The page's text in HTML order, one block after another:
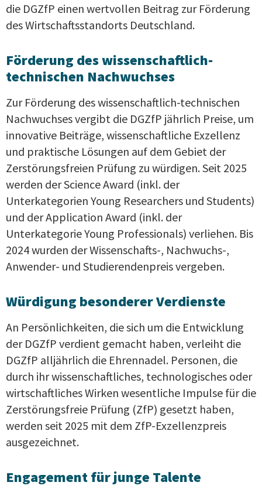
die DGZfP einen wertvollen Beitrag zur Förderung
des Wirtschaftsstandorts Deutschland.
Förderung des wissenschaftlich-
technischen Nachwuchses
Zur Förderung des wissenschaftlich-technischen
Nachwuchses vergibt die DGZfP jährlich Preise, um
innovative Beiträge, wissenschaftliche Exzellenz
und praktische Lösungen auf dem Gebiet der
Zerstörungsfreien Prüfung zu würdigen. Seit 2025
werden der Science Award (inkl. der
Unterkategorien Young Researchers und Students)
und der Application Award (inkl. der
Unterkategorie Young Professionals) verliehen. Bis
2024 wurden der Wissenschafts-, Nachwuchs-,
Anwender- und Studierendenpreis vergeben.
Würdigung besonderer Verdienste
An Persönlichkeiten, die sich um die Entwicklung
der DGZfP verdient gemacht haben, verleiht die
DGZfP alljährlich die Ehrennadel. Personen, die
durch ihr wissenschaftliches, technologisches oder
wirtschaftliches Wirken wesentliche Impulse für die
Zerstörungsfreie Prüfung (ZfP) gesetzt haben,
werden seit 2025 mit dem ZfP-Exzellenzpreis
ausgezeichnet.
Engagement für junge Talente